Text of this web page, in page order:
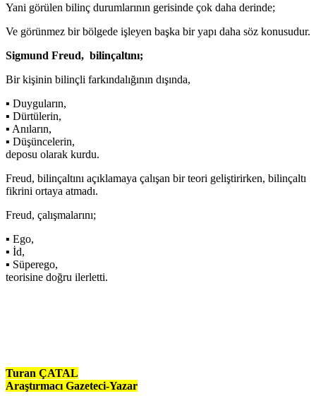
Yani görülen bilinç durumlarının gerisinde çok daha derinde;
Ve görünmez bir bölgede işleyen başka bir yapı daha söz konusudur.
Sigmund Freud, bilinçaltını;
Bir kişinin bilinçli farkındalığının dışında,
▪ Duyguların,
▪ Dürtülerin,
▪ Anıların,
▪ Düşüncelerin,
deposu olarak kurdu.
Freud, bilinçaltını açıklamaya çalışan bir teori geliştirirken, bilinçaltı
fikrini ortaya atmadı.
Freud, çalışmalarını;
▪ Ego,
▪ İd,
▪ Süperego,
teorisine doğru ilerletti.
Turan ÇATAL
Araştırmacı Gazeteci-Yazar